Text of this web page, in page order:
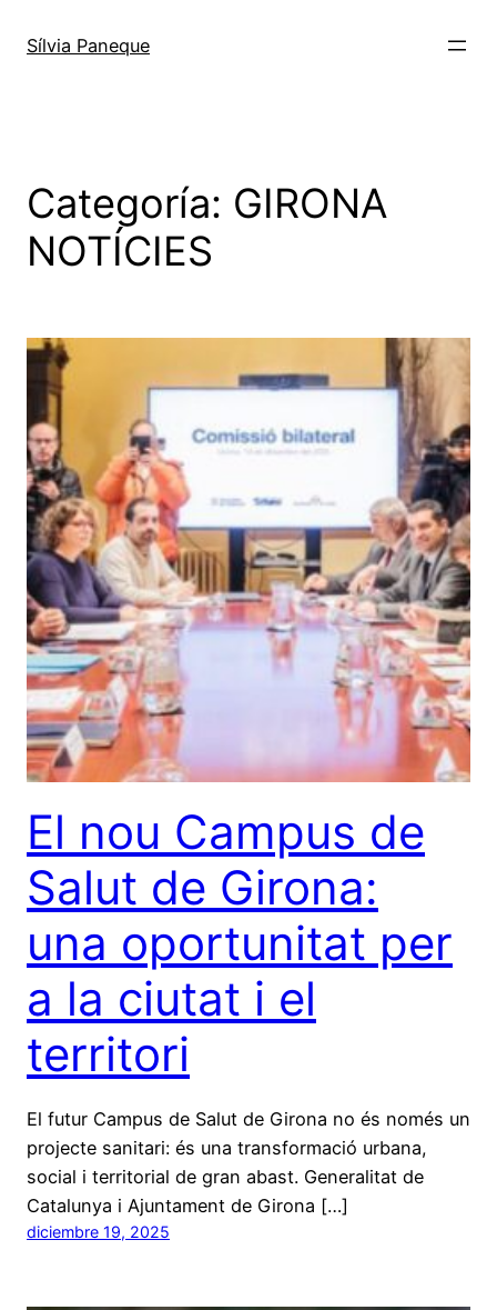
Sílvia Paneque
Categoría: GIRONA
NOTÍCIES
El nou Campus de
Salut de Girona:
una oportunitat per
a la ciutat i el
territori
El futur Campus de Salut de Girona no és només un
projecte sanitari: és una transformació urbana,
social i territorial de gran abast. Generalitat de
Catalunya i Ajuntament de Girona […]
diciembre 19, 2025